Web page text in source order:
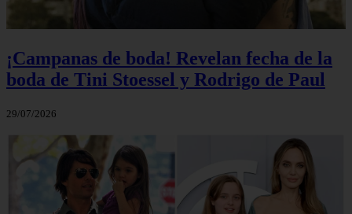
¡Campanas de boda! Revelan fecha de la
boda de Tini Stoessel y Rodrigo de Paul
29/07/2026